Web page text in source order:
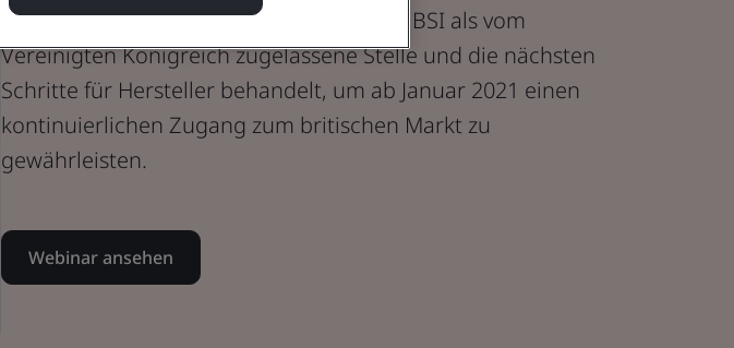
In diesem Webinar werden die Pläne von BSI als vom
Vereinigten Königreich zugelassene Stelle und die nächsten
Schritte für Hersteller behandelt, um ab Januar 2021 einen
kontinuierlichen Zugang zum britischen Markt zu
gewährleisten.
Webinar ansehen